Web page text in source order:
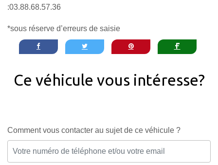
:03.88.68.57.36
*sous réserve d’erreurs de saisie
Ce véhicule vous intéresse?
Comment vous contacter au sujet de ce véhicule ?